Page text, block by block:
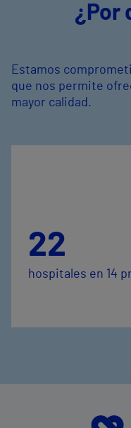
¿Por
Estamos
que nos permite
mayor calidad.
22
hospitales en 14